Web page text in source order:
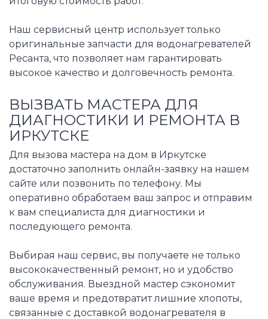
Наш сервисный центр использует только
оригинальные запчасти для водонагревателей
Ресанта, что позволяет нам гарантировать
высокое качество и долговечность ремонта.
ВЫЗВАТЬ МАСТЕРА ДЛЯ
ДИАГНОСТИКИ И РЕМОНТА В
ИРКУТСКЕ
Для вызова мастера на дом в Иркутске
достаточно заполнить онлайн-заявку на нашем
сайте или позвонить по телефону. Мы
оперативно обработаем ваш запрос и отправим
к вам специалиста для диагностики и
последующего ремонта.
Выбирая наш сервис, вы получаете не только
высококачественный ремонт, но и удобство
обслуживания. Выездной мастер сэкономит
ваше время и предотвратит лишние хлопоты,
связанные с доставкой водонагревателя в